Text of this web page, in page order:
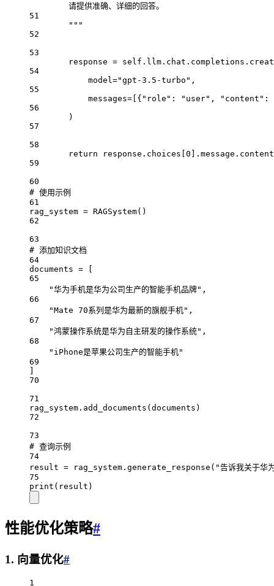
请提供准确、详细的回答。
51
"""
52
53
response = self
54
model="gpt-3.5-turbo" ,
55
messages= [{ "role" : "user" , "content" :
56
)
57
58
return response.choices[ 0 ].message.content
59
60
# 使用示例
61
rag_system = RAGSystem()
62
63
# 添加知识文档
64
documents =
65
"华为手机是华为公司生产的智能手机品牌" ,
66
"Mate 70系列是华为最新的旗舰手机" ,
67
"鸿蒙操作系统是华为自主研发的操作系统" ,
68
"iPhone是苹果公司生产的智能手机"
69
70
71
rag_system.add_documents(documents)
72
73
# 查询示例
74
result = rag_system.generate_response( "告诉我关于华
75
print (result)
性能优化策略#
1. 向量优化#
1